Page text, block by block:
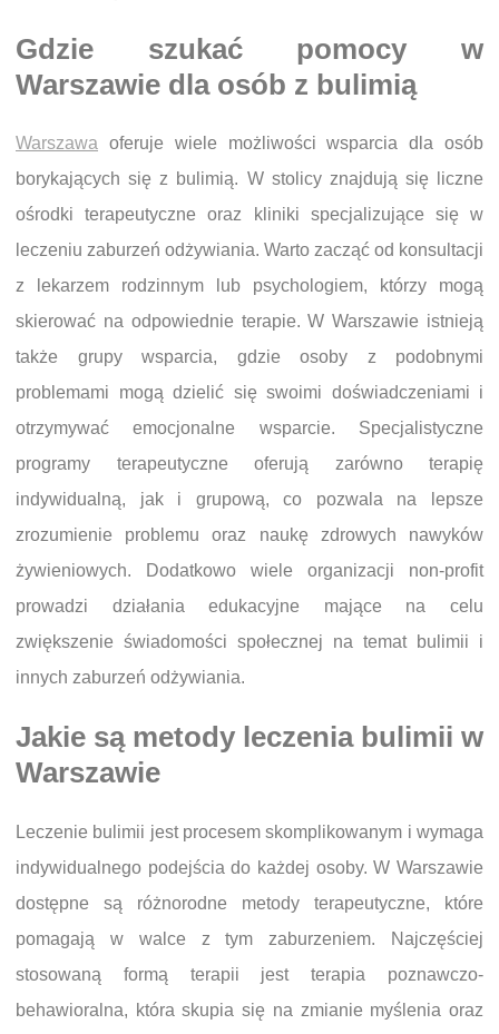
Gdzie szukać pomocy w
Warszawie dla osób z bulimią
Warszawa oferuje wiele możliwości wsparcia dla osób
borykających się z bulimią. W stolicy znajdują się liczne
ośrodki terapeutyczne oraz kliniki specjalizujące się w
leczeniu zaburzeń odżywiania. Warto zacząć od konsultacji
z lekarzem rodzinnym lub psychologiem, którzy mogą
skierować na odpowiednie terapie. W Warszawie istnieją
także grupy wsparcia, gdzie osoby z podobnymi
problemami mogą dzielić się swoimi doświadczeniami i
otrzymywać emocjonalne wsparcie. Specjalistyczne
programy terapeutyczne oferują zarówno terapię
indywidualną, jak i grupową, co pozwala na lepsze
zrozumienie problemu oraz naukę zdrowych nawyków
żywieniowych. Dodatkowo wiele organizacji non-profit
prowadzi działania edukacyjne mające na celu
zwiększenie świadomości społecznej na temat bulimii i
innych zaburzeń odżywiania.
Jakie są metody leczenia bulimii w
Warszawie
Leczenie bulimii jest procesem skomplikowanym i wymaga
indywidualnego podejścia do każdej osoby. W Warszawie
dostępne są różnorodne metody terapeutyczne, które
pomagają w walce z tym zaburzeniem. Najczęściej
stosowaną formą terapii jest terapia poznawczo-
behawioralna, która skupia się na zmianie myślenia oraz